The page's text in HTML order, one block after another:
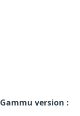
Gammu version :